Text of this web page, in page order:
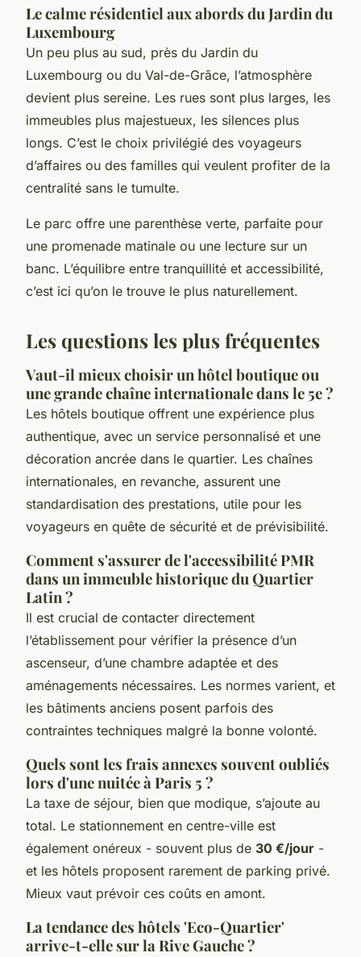
Le calme résidentiel aux abords du Jardin du
Luxembourg
Un peu plus au sud, près du Jardin du
Luxembourg ou du Val-de-Grâce, l’atmosphère
devient plus sereine. Les rues sont plus larges, les
immeubles plus majestueux, les silences plus
longs. C’est le choix privilégié des voyageurs
d’affaires ou des familles qui veulent profiter de la
centralité sans le tumulte.
Le parc offre une parenthèse verte, parfaite pour
une promenade matinale ou une lecture sur un
banc. L’équilibre entre tranquillité et accessibilité,
c’est ici qu’on le trouve le plus naturellement.
Les questions les plus fréquentes
Vaut-il mieux choisir un hôtel boutique ou
une grande chaîne internationale dans le 5e ?
Les hôtels boutique offrent une expérience plus
authentique, avec un service personnalisé et une
décoration ancrée dans le quartier. Les chaînes
internationales, en revanche, assurent une
standardisation des prestations, utile pour les
voyageurs en quête de sécurité et de prévisibilité.
Comment s'assurer de l'accessibilité PMR
dans un immeuble historique du Quartier
Latin ?
Il est crucial de contacter directement
l’établissement pour vérifier la présence d’un
ascenseur, d’une chambre adaptée et des
aménagements nécessaires. Les normes varient, et
les bâtiments anciens posent parfois des
contraintes techniques malgré la bonne volonté.
Quels sont les frais annexes souvent oubliés
lors d'une nuitée à Paris 5 ?
La taxe de séjour, bien que modique, s’ajoute au
total. Le stationnement en centre-ville est
également onéreux - souvent plus de 30 €/jour -
et les hôtels proposent rarement de parking privé.
Mieux vaut prévoir ces coûts en amont.
La tendance des hôtels 'Eco-Quartier'
arrive-t-elle sur la Rive Gauche ?